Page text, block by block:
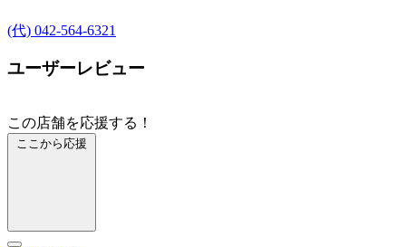
(代) 042-564-6321
ユーザーレビュー
この店舗を応援する！
ここから応援